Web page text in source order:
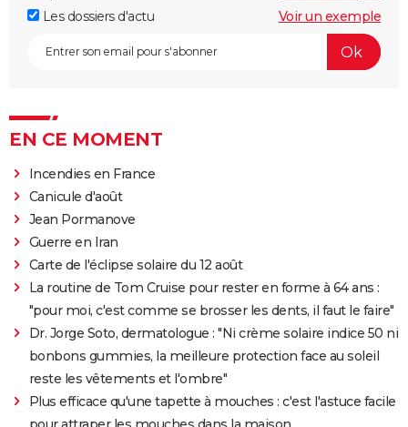
Les dossiers d'actu
Voir un exemple
EN CE MOMENT
Incendies en France
Canicule d'août
Jean Pormanove
Guerre en Iran
Carte de l'éclipse solaire du 12 août
La routine de Tom Cruise pour rester en forme à 64 ans :
"pour moi, c'est comme se brosser les dents, il faut le faire"
Dr. Jorge Soto, dermatologue : "Ni crème solaire indice 50 ni
bonbons gummies, la meilleure protection face au soleil
reste les vêtements et l'ombre"
Plus efficace qu'une tapette à mouches : c'est l'astuce facile